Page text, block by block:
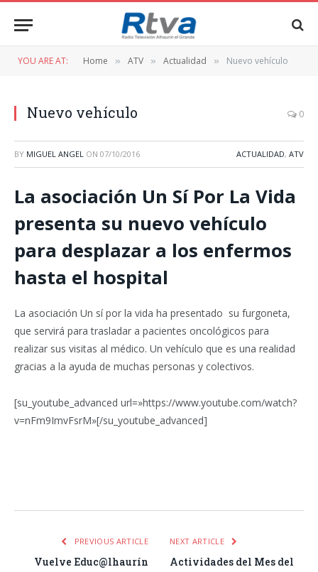
YOU ARE AT: Home » ATV » Actualidad » Nuevo vehículo
Nuevo vehículo 0
BY MIGUEL ANGEL ON 07/10/2016 ACTUALIDAD, ATV
La asociación Un Sí Por La Vida
presenta su nuevo vehículo
para desplazar a los enfermos
hasta el hospital
La asociación Un sí por la vida ha presentado su furgoneta,
que servirá para trasladar a pacientes oncológicos para
realizar sus visitas al médico. Un vehículo que es una realidad
gracias a la ayuda de muchas personas y colectivos.
[su_youtube_advanced url=»https://www.youtube.com/watch?
v=nFm9ImvFsrM»[/su_youtube_advanced]
PREVIOUS ARTICLE
Vuelve Educ@lhaurín
NEXT ARTICLE
Actividades del Mes del